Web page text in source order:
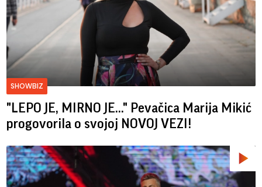
SHOWBIZ
"LEPO JE, MIRNO JE..." Pevačica Marija Mikić
progovorila o svojoj NOVOJ VEZI!